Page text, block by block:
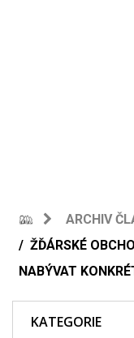
ARCHIV
ŽĎÁRSKÉ
NABÝVAT
KATEGORIE